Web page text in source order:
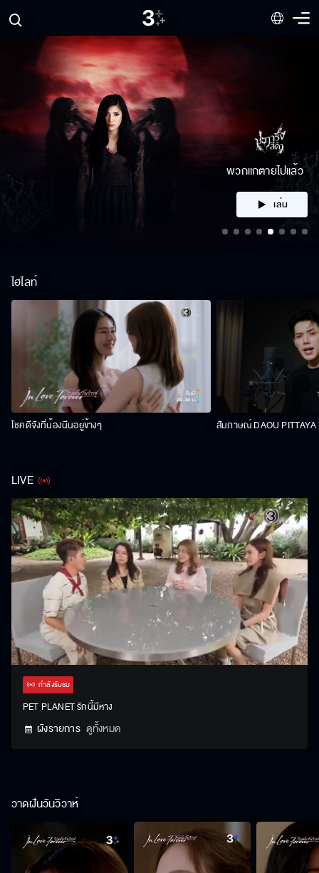
คลิก
ไฮไลท์
โชคดีจังที่น้องนีนอยู่ข้างๆ สัมภาษณ์ DAOU PITTAYA
LIVE
UnmuteStream Settings
กำลังรับชม
PET PLANET รักนี้มีหาง
ผังรายการ ดูทั้งหมด
วาดฝันวันวิวาห์